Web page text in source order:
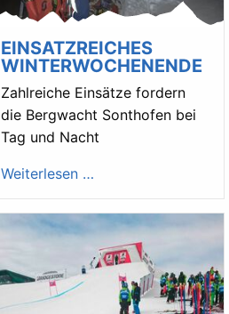
EINSATZREICHES
WINTERWOCHENENDE
Zahlreiche Einsätze fordern
die Bergwacht Sonthofen bei
Tag und Nacht
Weiterlesen …